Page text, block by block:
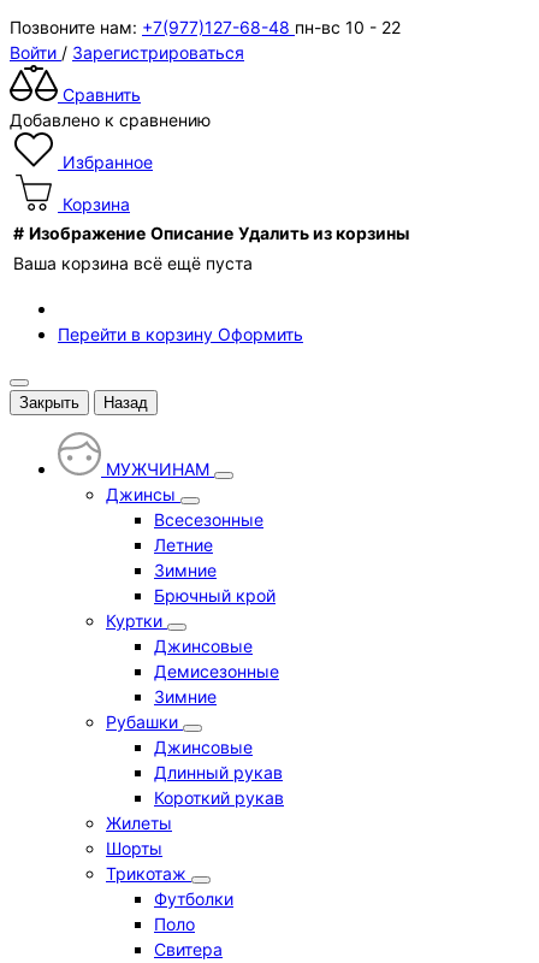
Позвоните нам: +7(977)127-68-48 пн-вс 10 - 22
Войти / Зарегистрироваться
Сравнить
Добавлено к сравнению
Избранное
Корзина
# Изображение Описание Удалить из корзины
Ваша корзина всё ещё пуста
Перейти в корзину Оформить
Закрыть Назад
МУЖЧИНАМ
Джинсы
Всесезонные
Летние
Зимние
Брючный крой
Куртки
Джинсовые
Демисезонные
Зимние
Рубашки
Джинсовые
Длинный рукав
Короткий рукав
Жилеты
Шорты
Трикотаж
Футболки
Поло
Свитера